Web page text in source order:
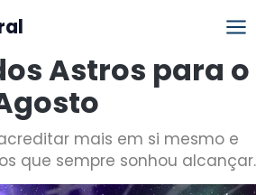
Astros para o
mais em si mesmo e
que sempre sonhou alcançar.